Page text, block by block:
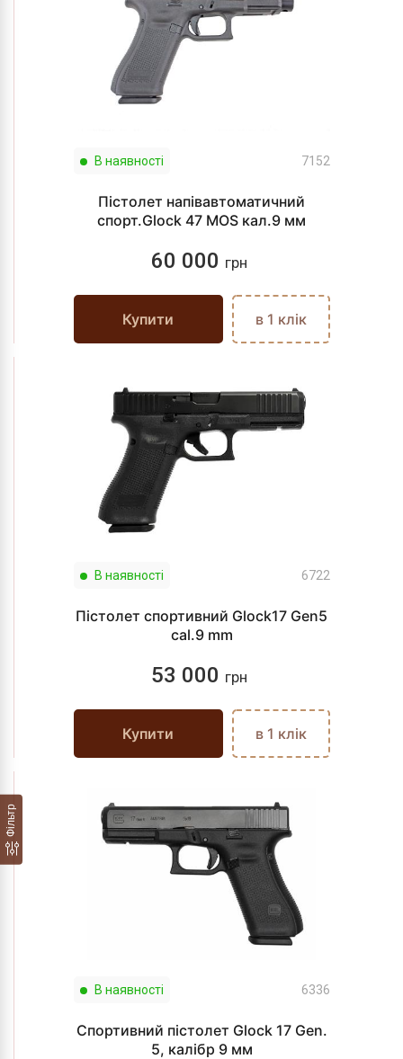
Фільтр
В наявності 7152
Пістолет напівавтоматичний
спорт.Glock 47 MOS кал.9 мм
60 000 грн
Купити в 1 клік
В наявності 6722
Пістолет спортивний Glock17 Gen5
cal.9 mm
53 000 грн
Купити в 1 клік
В наявності 6336
Спортивний пістолет Glock 17 Gen.
5, калібр 9 мм